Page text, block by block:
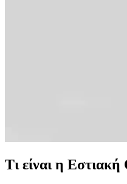
Τι είναι η Εστιακή